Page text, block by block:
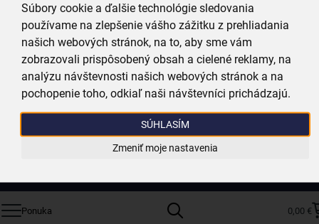
Súbory cookie a ďalšie technológie sledovania
používame na zlepšenie vášho zážitku z prehliadania
našich webových stránok, na to, aby sme vám
zobrazovali prispôsobený obsah a cielené reklamy, na
analýzu návštevnosti našich webových stránok a na
pochopenie toho, odkiaľ naši návštevníci prichádzajú.
SÚHLASÍM
Zmeniť moje nastavenia
panvice s nepriľnavým povrchom,
dosky na krájanie, náčinie a ďalšie
originálne, dizajnovo krásne a praktické kúsky, ktoré vám uľahčia prácu
v kuchyni
Ponuka 0,00 €
Získajte rady, recepty a tipy na zľavy skôr ako
Prihláste sa k odberu nášho newslettera.